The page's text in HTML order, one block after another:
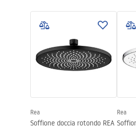
Garanzia
Rea
Soffione doccia rotondo REA
Rea